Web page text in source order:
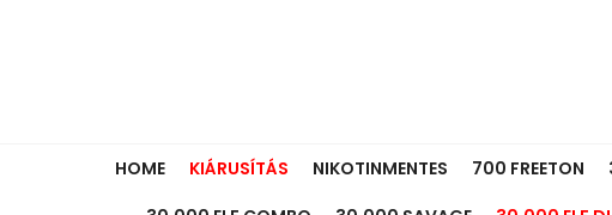
HOME KIÁRUSÍTÁS NIKOTINMENTES 700 FREETON